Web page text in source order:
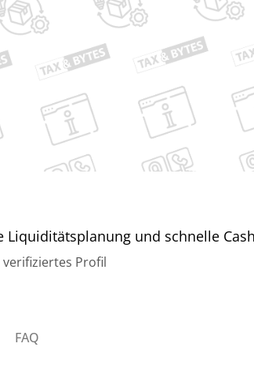
Liquiditätsplanung und schnelle
Profil
FAQ